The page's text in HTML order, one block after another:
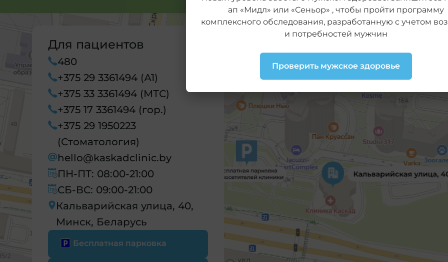
Для пациентов
480
+375 29 3361494 (А1)
+375 33 3361494 (МТС)
+375 17 3361494 (гор.)
+375 29 1950223
(Стоматология)
hello@kaskadclinic.by
ПН-ПТ: 08:00-21:00
СБ-ВС: 09:00-21:00
Кальварийская улица, 40,
Минск, Беларусь
Бесплатная парковка
ап «Мидл» или «Сеньор» , чтобы пройти программу
комплексного обследования, разработанную с учетом
и потребностей мужчин
Проверить мужское здоровье